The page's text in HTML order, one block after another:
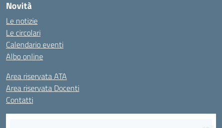
Novità
Le notizie
Le circolari
Calendario eventi
Albo online
Area riservata ATA
Area riservata Docenti
Contatti